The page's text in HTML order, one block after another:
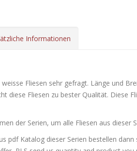
Informationen
weisse Fliesen sehr gefragt. Länge und
diese Fliesen zu bester Qualität. Diese
der Serien, um alle Fliesen ​​aus dieser
pdf Katalog dieser Serien bestellen dann